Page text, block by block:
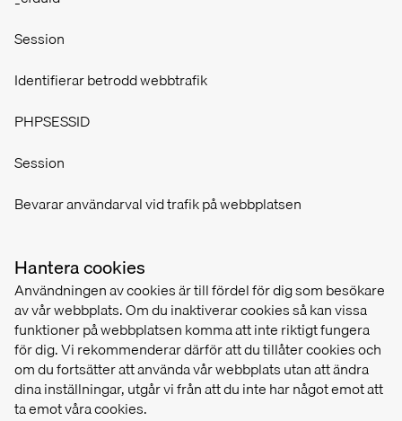
Session
Identifierar betrodd webbtrafik
PHPSESSID
Session
Bevarar användarval vid trafik på webbplatsen
Hantera cookies
Användningen av cookies är till fördel för dig som besökare
av vår webbplats. Om du inaktiverar cookies så kan vissa
funktioner på webbplatsen komma att inte riktigt fungera
för dig. Vi rekommenderar därför att du tillåter cookies och
om du fortsätter att använda vår webbplats utan att ändra
dina inställningar, utgår vi från att du inte har något emot att
ta emot våra cookies.